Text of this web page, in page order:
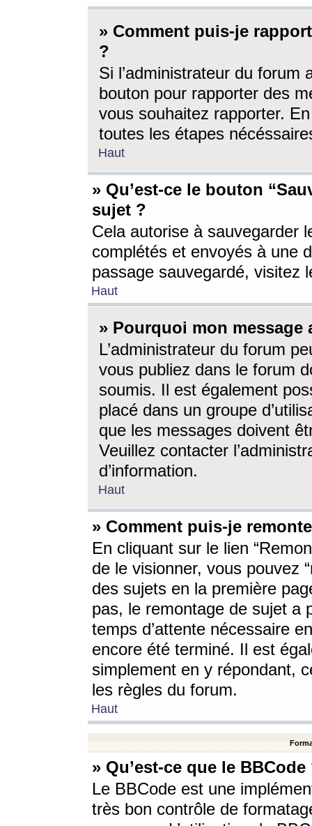
» Comment puis-je
?
Si l’administrateur du forum
bouton pour rapporter des
vous souhaitez rapporter.
toutes les étapes
Haut
» Qu’est-ce le bouton
sujet ?
Cela autorise à sauvegarder
complétés et envoyés à une
passage sauvegardé, visitez
Haut
» Pourquoi mon message
L’administrateur du forum
vous publiez dans le forum
soumis. Il est également
placé dans un groupe
que les messages doivent
Veuillez contacter
d’information.
Haut
» Comment puis-je
En cliquant sur le lien
de le visionner, vous pouvez
des sujets en la première
pas, le remontage de sujet a
temps d’attente nécessaire
encore été terminé. Il est
simplement en y répondant,
les règles du forum.
Haut
» Qu’est-ce que le BBCode
Le BBCode est une
très bon contrôle de